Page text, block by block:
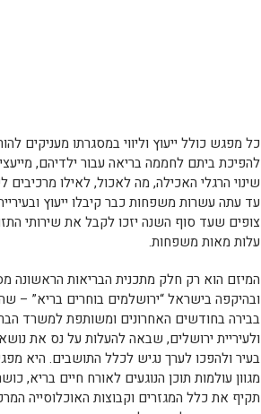
כל מפגש כולל ייעוץ וליווי במסגרתו מעניקים
להפיכת ביתם לחממה בריאה עבור ילדיהם,
שינוי הרגלי האכילה, מה לאכול, לאילו מרכיבים
עד עתה עשרות משפחות כבר קיבלו ייעוץ
צופים שעד סוף השנה יזכו לקבל את שירותי
עלות מאות משפחות.
המיזם הוא רק חלק מתכנית הבריאות הראשונה
ובהיקפה בישראל “ירושלמים בוחרים בריא” –
בבירה בחודשים האחרונים ומשותפת למשרד
ולעיריית ירושלים, שבאה להעלות על נס את
בעיר ולהפכו לערך נגיש לכלל התושבים. היא
מגוון עולמות תוכן הנוגעים לאורח חיים בריא,
תקיף את כלל המגזרים וקבוצות האוכלוסייה